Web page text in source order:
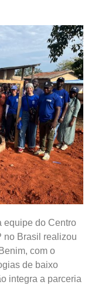
equipe do Centro
no Brasil realizou
com o
de baixo
integra a parceria